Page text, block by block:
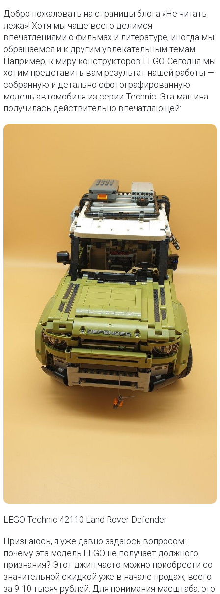
Добро пожаловать на страницы блога «Не читать
лежа»! Хотя мы чаще всего делимся
впечатлениями о фильмах и литературе, иногда мы
обращаемся и к другим увлекательным темам.
Например, к миру конструкторов LEGO. Сегодня мы
хотим представить вам результат нашей работы —
собранную и детально сфотографированную
модель автомобиля из серии Technic. Эта машина
получилась действительно впечатляющей:
LEGO Technic 42110 Land Rover Defender
Признаюсь, я уже давно задаюсь вопросом:
почему эта модель LEGO не получает должного
признания? Этот джип часто можно приобрести со
значительной скидкой уже в начале продаж, всего
за 9-10 тысяч рублей. Для понимания масштаба: это